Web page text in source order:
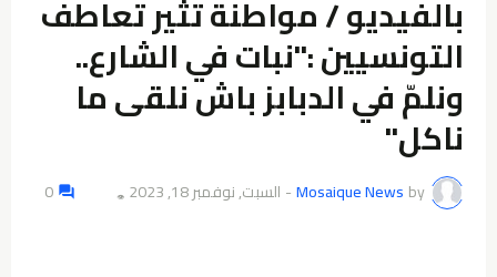
بالفيديو / مواطنة تثير تعاطف
التونسيين :"نبات في الشارع..
ونلمّ في الدبابز باش نلقى ما
ناكل"
by
Mosaique News
- السبت, نوفمبر 18, 2023 👁️
0